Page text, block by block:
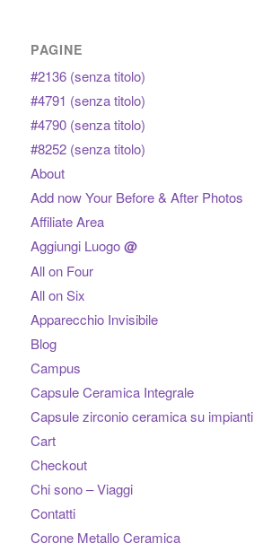
PAGINE
#2136 (senza titolo)
#4791 (senza titolo)
#4790 (senza titolo)
#8252 (senza titolo)
About
Add now Your Before & After Photos
Affiliate Area
Aggiungi Luogo@
All on Four
All on Six
Apparecchio Invisibile
Blog
Campus
Capsule Ceramica Integrale
Capsule zirconio ceramica su impianti
Cart
Checkout
Chi sono – Viaggi
Contatti
Corone Metallo Ceramica